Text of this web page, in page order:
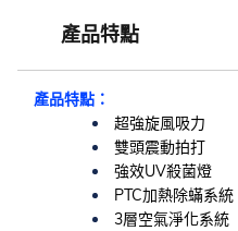
產品特點
產品特點：
超強旋風吸力
雙頭震動拍打
強效UV殺菌燈
PTC加熱除蟎系統
3層空氣淨化系統